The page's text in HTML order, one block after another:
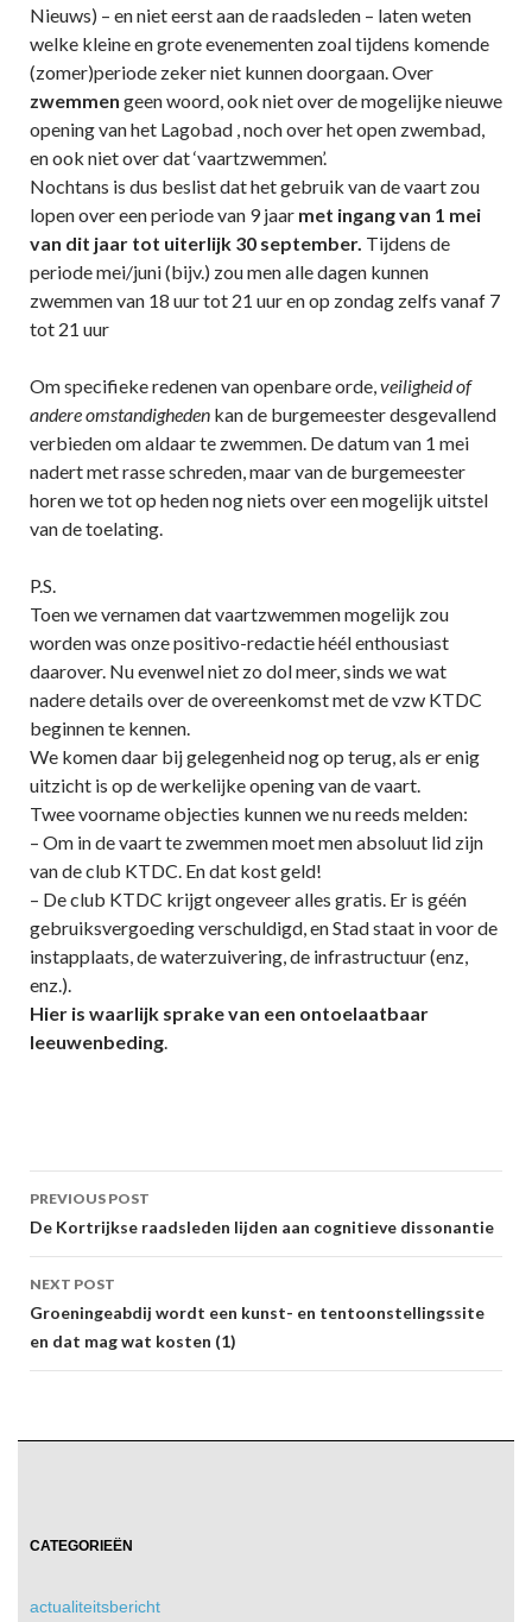
Nieuws) – en niet eerst aan de raadsleden – laten weten
welke kleine en grote evenementen zoal tijdens komende
(zomer)periode zeker niet kunnen doorgaan. Over
zwemmen geen woord, ook niet over de mogelijke nieuwe
opening van het Lagobad , noch over het open zwembad,
en ook niet over dat ‘vaartzwemmen’.
Nochtans is dus beslist dat het gebruik van de vaart zou
lopen over een periode van 9 jaar met ingang van 1 mei
van dit jaar tot uiterlijk 30 september. Tijdens de
periode mei/juni (bijv.) zou men alle dagen kunnen
zwemmen van 18 uur tot 21 uur en op zondag zelfs vanaf 7
tot 21 uur
Om specifieke redenen van openbare orde,veiligheid of
andere omstandigheden kan de burgemeester desgevallend
verbieden om aldaar te zwemmen. De datum van 1 mei
nadert met rasse schreden, maar van de burgemeester
horen we tot op heden nog niets over een mogelijk uitstel
van de toelating.
P.S.
Toen we vernamen dat vaartzwemmen mogelijk zou
worden was onze positivo-redactie héél enthousiast
daarover. Nu evenwel niet zo dol meer, sinds we wat
nadere details over de overeenkomst met de vzw KTDC
beginnen te kennen.
We komen daar bij gelegenheid nog op terug, als er enig
uitzicht is op de werkelijke opening van de vaart.
Twee voorname objecties kunnen we nu reeds melden:
– Om in de vaart te zwemmen moet men absoluut lid zijn
van de club KTDC. En dat kost geld!
– De club KTDC krijgt ongeveer alles gratis. Er is géén
gebruiksvergoeding verschuldigd, en Stad staat in voor de
instapplaats, de waterzuivering, de infrastructuur (enz,
enz.).
Hier is waarlijk sprake van een ontoelaatbaar
leeuwenbeding.
Post
navigation
PREVIOUS POST
De Kortrijkse raadsleden lijden aan cognitieve dissonantie
NEXT POST
Groeningeabdij wordt een kunst- en tentoonstellingssite
en dat mag wat kosten (1)
CATEGORIEËN
actualiteitsbericht